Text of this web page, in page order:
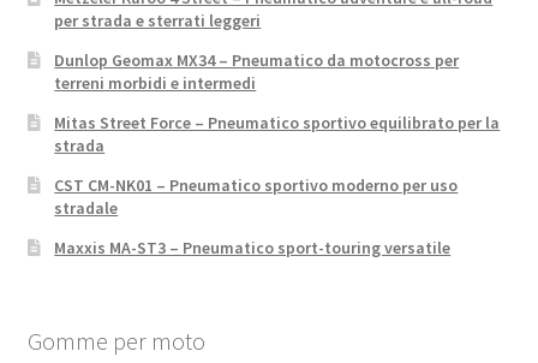
per strada e sterrati leggeri
Dunlop Geomax MX34 – Pneumatico da motocross per
terreni morbidi e intermedi
Mitas Street Force – Pneumatico sportivo equilibrato per la
strada
CST CM-NK01 – Pneumatico sportivo moderno per uso
stradale
Maxxis MA-ST3 – Pneumatico sport-touring versatile
Gomme per moto